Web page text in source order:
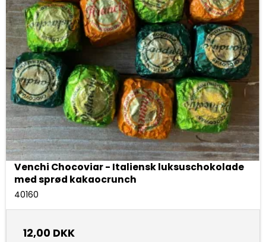
Venchi Chocoviar - Italiensk luksuschokolade
med sprød kakaocrunch
40160
12,00 DKK